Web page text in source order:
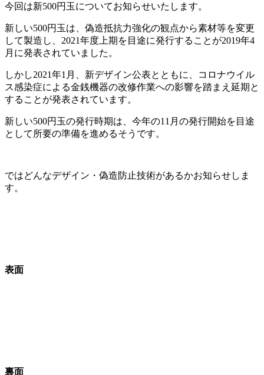
今回は新500円玉についてお知らせいたします。
新しい500円玉は、偽造抵抗力強化の観点から素材等を変更
して製造し、2021年度上期を目途に発行することが2019年4
月に発表されていました。
しかし2021年1月、新デザイン公表とともに、コロナウイル
ス感染症による金銭機器の改修作業への影響を踏まえ延期と
することが発表されています。
新しい500円玉の発行時期は、今年の11月の発行開始を目途
として所要の準備を進めるそうです。
ではどんなデザイン・偽造防止技術があるかお知らせしま
す。
表面
裏面